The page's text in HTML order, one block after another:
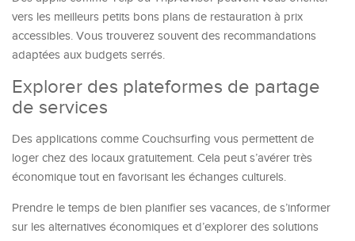
vers les meilleurs petits bons plans de restauration à prix
accessibles. Vous trouverez souvent des recommandations
adaptées aux budgets serrés.
Explorer des plateformes de partage
de services
Des applications comme Couchsurfing vous permettent de
loger chez des locaux gratuitement. Cela peut s’avérer très
économique tout en favorisant les échanges culturels.
Prendre le temps de bien planifier ses vacances, de s’informer
sur les alternatives économiques et d’explorer des solutions